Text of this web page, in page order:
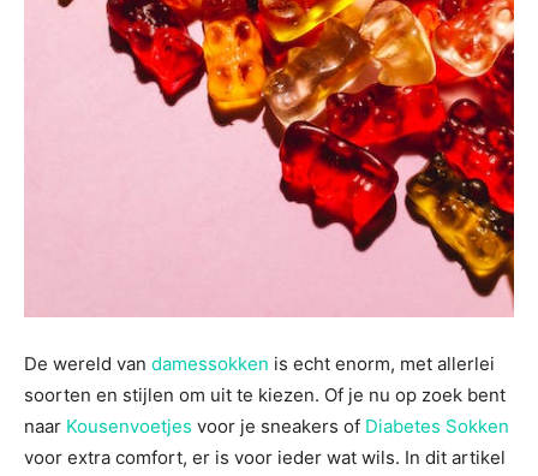
De wereld van damessokken is echt enorm, met allerlei
soorten en stijlen om uit te kiezen. Of je nu op zoek bent
naar Kousenvoetjes voor je sneakers of Diabetes Sokken
voor extra comfort, er is voor ieder wat wils. In dit artikel